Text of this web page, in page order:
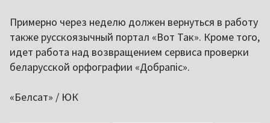
Примерно через неделю должен вернуться в работу
также русскоязычный портал «Вот Так». Кроме того,
идет работа над возвращением сервиса проверки
беларусской орфографии «Добрапіс».
«Белсат» / ЮК